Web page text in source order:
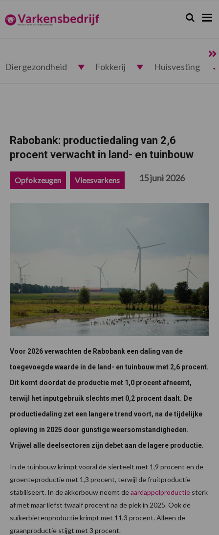
de
hoofdnavigatie
de
hoofd
de
eerste
de
voettekst
Varkensbedrijf.nl Zoeken...
Zoek
Diergezondheid Fokkerij Huisvesting
Rabobank: productiedaling van 2,6
procent verwacht in land- en tuinbouw
Opfokzeugen Vleesvarkens 15 juni 2026
Voor 2026 verwachten de Rabobank een daling van de
toegevoegde waarde in de land- en tuinbouw met 2,6 procent.
Dit komt doordat de productie met 1,0 procent afneemt,
terwijl het inputgebruik slechts met 0,2 procent daalt. De
productiedaling zet een langere trend voort, na de tijdelijke
opleving in 2025 door gunstige weersomstandigheden.
Vrijwel alle deelsectoren zijn debet aan de lagere productie.
In de tuinbouw krimpt vooral de sierteelt met 1,9 procent en de
groenteproductie met 1,3 procent, terwijl de fruitproductie
stabiliseert. In de akkerbouw neemt deaardappelproductie sterk
af met maar liefst twaalf procent na de piek in 2025. Ook de
suikerbietenproductie krimpt met 11,3 procent. Alleen de
graanproductie stijgt met 3 procent.